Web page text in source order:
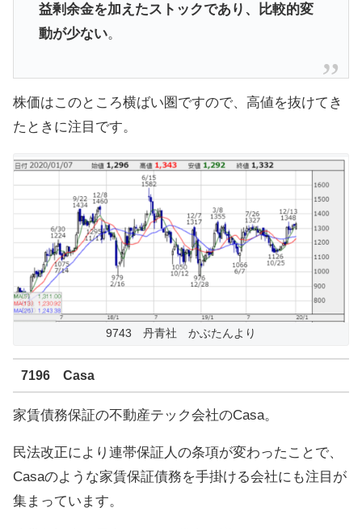
益剰余金を加えたストックであり、比較的変
動が少ない。
株価はこのところ横ばい圏ですので、高値を抜けてき
たときに注目です。
9743 丹青社 かぶたんより
7196 Casa
家賃債務保証の不動産テック会社のCasa。
民法改正により連帯保証人の条項が変わったことで、
Casaのような家賃保証債務を手掛ける会社にも注目が
集まっています。